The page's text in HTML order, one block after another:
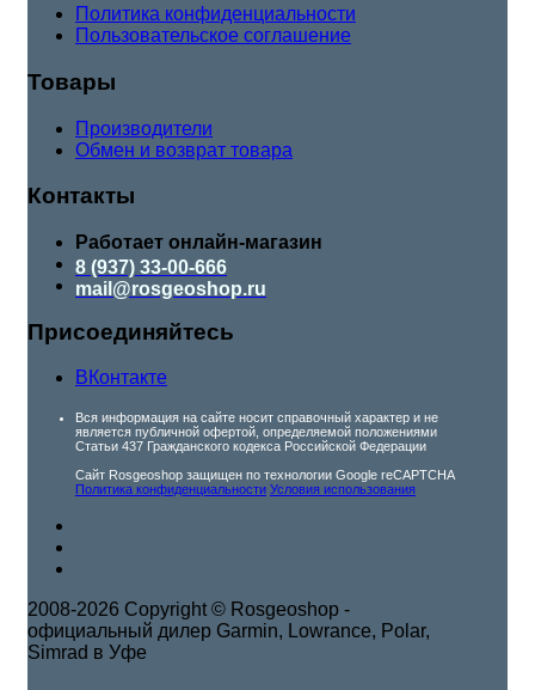
Политика конфиденциальности
Пользовательское соглашение
Товары
Производители
Обмен и возврат товара
Контакты
Работает онлайн-магазин
8 (937) 33-00-666
mail@rosgeoshop.ru
Присоединяйтесь
ВКонтакте
Вся информация на сайте носит справочный характер и не
является публичной офертой, определяемой положениями
Статьи 437 Гражданского кодекса Российской Федерации
Сайт Rosgeoshop защищен по технологии Google reCAPTCHA
Политика конфиденциальности Условия использования
2008-2026 Copyright © Rosgeoshop -
официальный дилер Garmin, Lowrance, Polar,
Simrad в Уфе